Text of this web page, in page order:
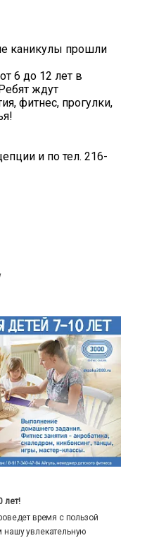
каникулы прошли
6 до 12 лет в
ждут
фитнес, прогулки,
и по тел. 216-
лет!
время с пользой
увлекательную